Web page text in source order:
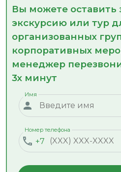
Вы можете оставить
экскурсию или тур
организованных
корпоративных
менеджер
3х минут
Имя
+7
Номер телефона